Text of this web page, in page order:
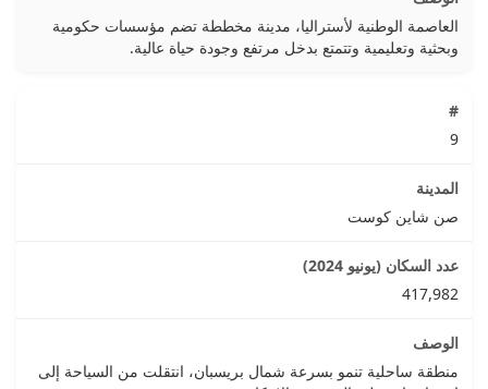
العاصمة الوطنية لأستراليا، مدينة مخططة تضم مؤسسات حكومية
وبحثية وتعليمية وتتمتع بدخل مرتفع وجودة حياة عالية.
9
صن شاين كوست
417,982
منطقة ساحلية تنمو بسرعة شمال بريسبان، انتقلت من السياحة إلى